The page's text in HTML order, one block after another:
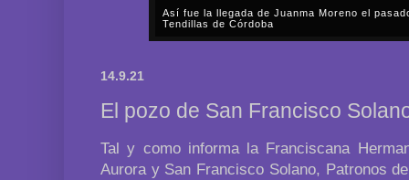
Así fue la llegada de Juanma Moreno el
Tendillas de Córdoba
14.9.21
El pozo de San Francisco
Tal y como informa la Franciscana
Aurora y San Francisco Solano, Patronos